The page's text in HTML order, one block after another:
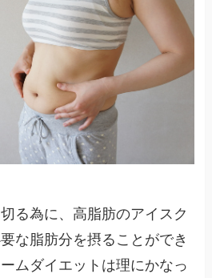
る為に、高脂肪のアイスク
な脂肪分を摂ることができ
ムダイエットは理にかなっ